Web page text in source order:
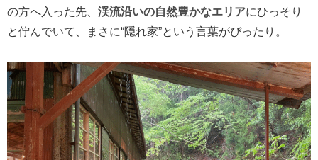
の方へ入った先、 渓流沿いの自然豊かなエリアにひっそり
と佇んでいて、まさに“隠れ家”という言葉がぴったり。